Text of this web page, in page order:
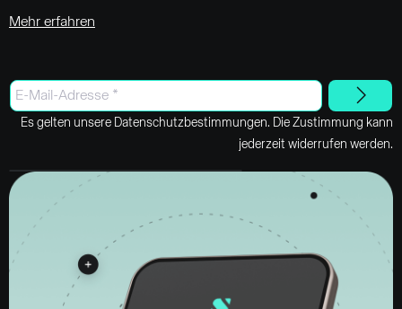
Mehr erfahren
Es gelten unsere Datenschutzbestimmungen. Die Zustimmung kann
jederzeit widerrufen werden.